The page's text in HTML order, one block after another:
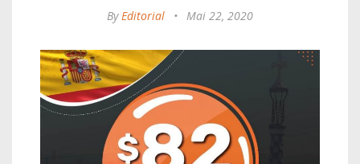
ByEditorial • Mai 22, 2020